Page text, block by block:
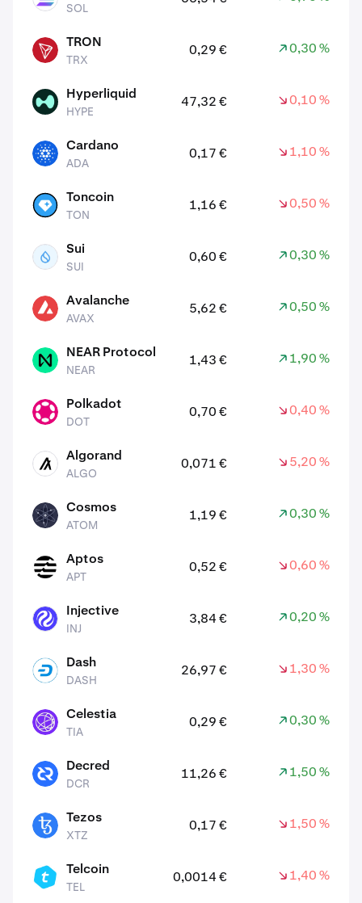
SOL
TRX TRON
TRX
0,29 € 0,30 %
HYPE Hyperliquid
HYPE
47,32 € 0,10 %
ADA Cardano
ADA
0,17 € 1,10 %
TON Toncoin
TON
1,16 € 0,50 %
SUI Sui
SUI
0,60 € 0,30 %
AVAX Avalanche
AVAX
5,62 € 0,50 %
NEAR NEAR Protocol
NEAR
1,43 € 1,90 %
Polkadot
DOT
0,70 € 0,40 %
ALGO Algorand
ALGO
0,071 € 5,20 %
ATOM Cosmos
ATOM
1,19 € 0,30 %
APT Aptos
APT
0,52 € 0,60 %
INJ Injective
INJ
3,84 € 0,20 %
DASH Dash
DASH
26,97 € 1,30 %
TIA Celestia
TIA
0,29 € 0,30 %
DCR Decred
DCR
11,26 € 1,50 %
XTZ Tezos
XTZ
0,17 € 1,50 %
TEL Telcoin
TEL
0,0014 € 1,40 %